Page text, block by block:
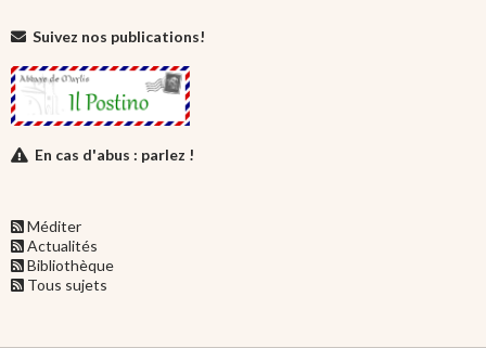
Suivez nos publications!
En cas d'abus : parlez !
Méditer
Actualités
Bibliothèque
Tous sujets